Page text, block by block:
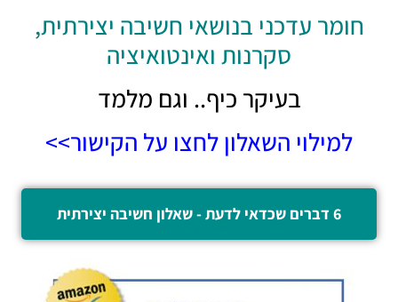
חומר עדכני בנושאי חשיבה יצירתית,
סקרנות ואינטואיציה
בעיקר כיף.. וגם מלמד
למילוי השאלון לחצו על הקישור>>
6 דברים שכדאי לדעת - שאלון חשיבה יצירתית